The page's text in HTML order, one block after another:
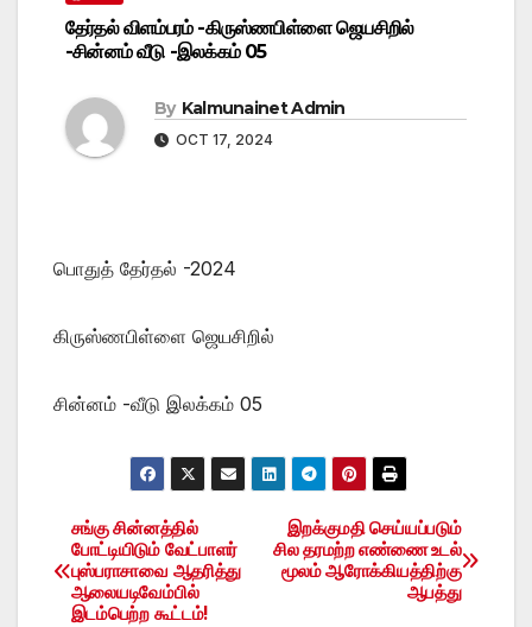
தேர்தல் விளம்பரம் -கிருஸ்ணபிள்ளை ஜெயசிறில்
-சின்னம் வீடு -இலக்கம் 05
By Kalmunainet Admin
OCT 17, 2024
பொதுத் தேர்தல் -2024
கிருஸ்ணபிள்ளை ஜெயசிறில்
சின்னம் -வீடு இலக்கம் 05
Post
navigation
இறக்குமதி செய்யப்படும்
சில தரமற்ற எண்ணை உடல்
மூலம் ஆரோக்கியத்திற்கு
ஆபத்து
சங்கு சின்னத்தில்
போட்டியிடும் வேட்பாளர்
புஸ்பராசாவை ஆதரித்து
ஆலையடிவேம்பில்
இடம்பெற்ற கூட்டம்!